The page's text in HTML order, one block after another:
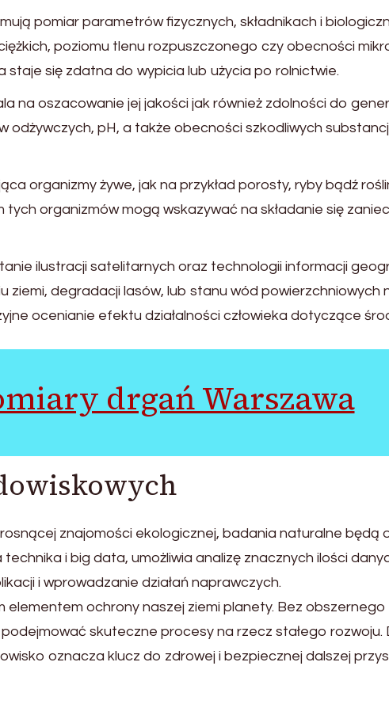
pomiar parametrów fizycznych, składnikach i
poziomu tlenu rozpuszczonego czy obecności
staje się zdatna do wypicia lub użycia po rolnictwie.
na oszacowanie jej jakości jak również zdolności do
odżywczych, pH, a także obecności szkodliwych
organizmy żywe, jak na przykład porosty, ryby bądź
organizmów mogą wskazywać na składanie się
ilustracji satelitarnych oraz technologii informacji
ziemi, degradacji lasów, lub stanu wód powierzchniowych
ocenianie efektu działalności człowieka dotyczące
drgań Warszawa
znajomości ekologicznej, badania naturalne będą
i big data, umożliwia analizę znacznych ilości
i wprowadzanie działań naprawczych.
ochrony naszej ziemi planety. Bez
skuteczne procesy na rzecz stałego
oznacza klucz do zdrowej i bezpiecznej dalszej